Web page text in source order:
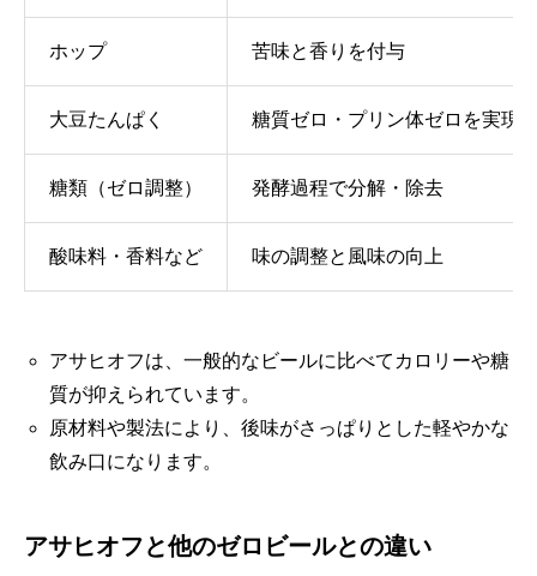
ホップ 苦味と香りを付与
大豆たんぱく 糖質ゼロ・プリン体ゼロを実現
糖類（ゼロ調整） 発酵過程で分解・除去
酸味料・香料など 味の調整と風味の向上
アサヒオフは、一般的なビールに比べてカロリーや糖
質が抑えられています。
原材料や製法により、後味がさっぱりとした軽やかな
飲み口になります。
アサヒオフと他のゼロビールとの違い